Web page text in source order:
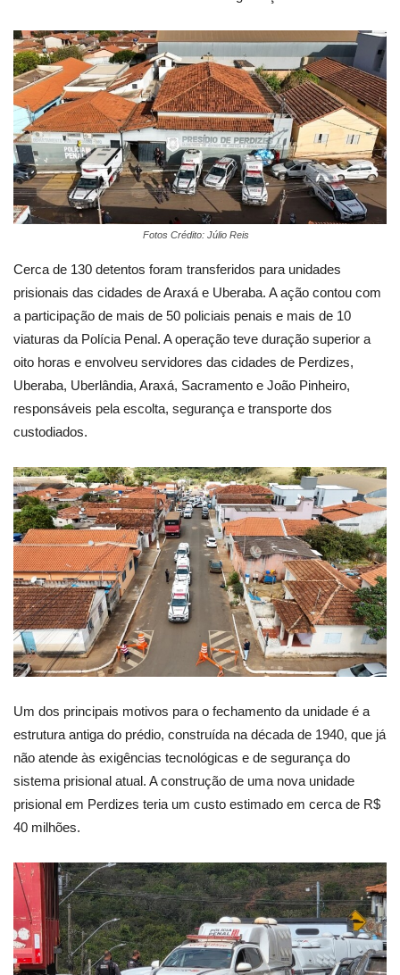
Fotos Crédito: Júlio Reis
Cerca de 130 detentos foram transferidos para unidades
prisionais das cidades de Araxá e Uberaba. A ação contou com
a participação de mais de 50 policiais penais e mais de 10
viaturas da Polícia Penal. A operação teve duração superior a
oito horas e envolveu servidores das cidades de Perdizes,
Uberaba, Uberlândia, Araxá, Sacramento e João Pinheiro,
responsáveis pela escolta, segurança e transporte dos
custodiados.
Um dos principais motivos para o fechamento da unidade é a
estrutura antiga do prédio, construída na década de 1940, que já
não atende às exigências tecnológicas e de segurança do
sistema prisional atual. A construção de uma nova unidade
prisional em Perdizes teria um custo estimado em cerca de R$
40 milhões.